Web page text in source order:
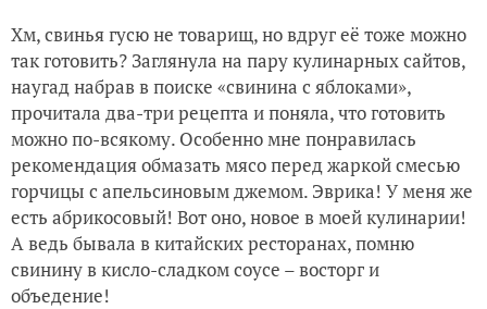
Хм, свинья гусю не товарищ, но вдруг её тоже можно
так готовить? Заглянула на пару кулинарных сайтов,
наугад набрав в поиске «свинина с яблоками»,
прочитала два-три рецепта и поняла, что готовить
можно по-всякому. Особенно мне понравилась
рекомендация обмазать мясо перед жаркой смесью
горчицы с апельсиновым джемом. Эврика! У меня же
есть абрикосовый! Вот оно, новое в моей кулинарии!
А ведь бывала в китайских ресторанах, помню
свинину в кисло-сладком соусе – восторг и
объедение!